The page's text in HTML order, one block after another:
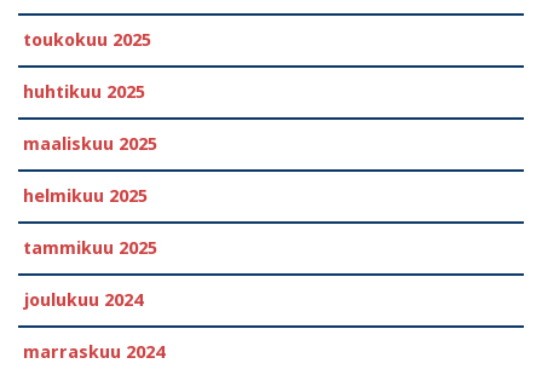
toukokuu 2025
huhtikuu 2025
maaliskuu 2025
helmikuu 2025
tammikuu 2025
joulukuu 2024
marraskuu 2024